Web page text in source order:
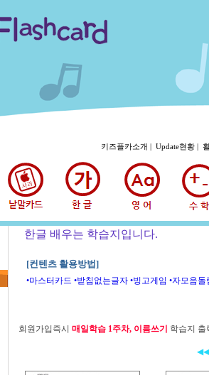
키즈플카소개 | Update현황 |
한글 배우는 학습지입니다.
[컨텐츠 활용방법]
•마스터카드 •받침없는글자 •빙고게임 •자모음돌
회원가입즉시 매일학습 1주차, 이름쓰기 학습지 출
◀◀